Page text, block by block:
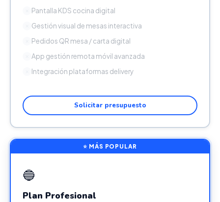
Pantalla KDS cocina digital
Gestión visual de mesas interactiva
Pedidos QR mesa / carta digital
App gestión remota móvil avanzada
Integración plataformas delivery
Solicitar presupuesto
⭐ MÁS POPULAR
🔵
Plan Profesional